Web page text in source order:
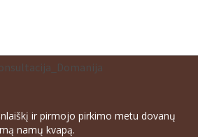
ir pirmojo pirkimo metu dovanų
namų kvapą.